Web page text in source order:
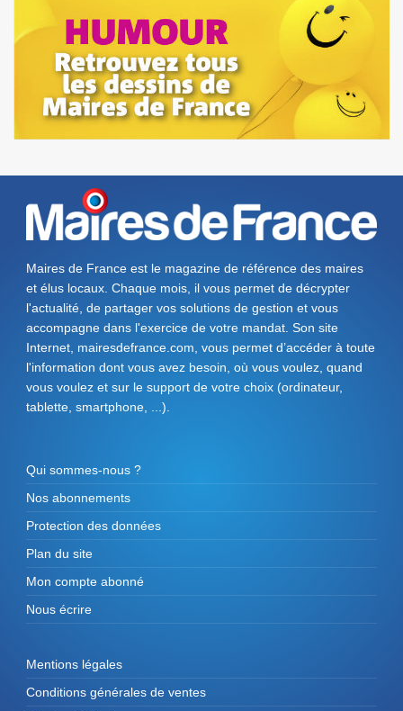
Maires de France est le magazine de référence des maires
et élus locaux. Chaque mois, il vous permet de décrypter
l'actualité, de partager vos solutions de gestion et vous
accompagne dans l'exercice de votre mandat. Son site
Internet, mairesdefrance.com, vous permet d’accéder à toute
l'information dont vous avez besoin, où vous voulez, quand
vous voulez et sur le support de votre choix (ordinateur,
tablette, smartphone, ...).
Qui sommes-nous ?
Nos abonnements
Protection des données
Plan du site
Mon compte abonné
Nous écrire
Mentions légales
Conditions générales de ventes